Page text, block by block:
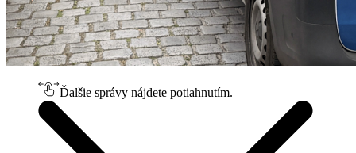
Ďalšie správy nájdete potiahnutím.